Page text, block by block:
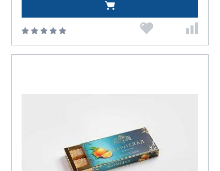
Старые Традиции
ТД Империя